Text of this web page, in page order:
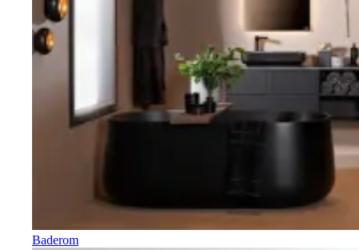
Baderom